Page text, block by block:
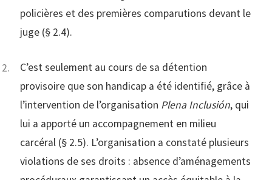
policières et des premières comparutions devant le
juge (§ 2.4).
C’est seulement au cours de sa détention
provisoire que son handicap a été identifié, grâce à
l’intervention de l’organisation Plena Inclusión, qui
lui a apporté un accompagnement en milieu
carcéral (§ 2.5). L’organisation a constaté plusieurs
violations de ses droits : absence d’aménagements